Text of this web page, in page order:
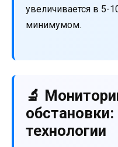
увеличивается в 5-
минимумом.
🔬
технологии